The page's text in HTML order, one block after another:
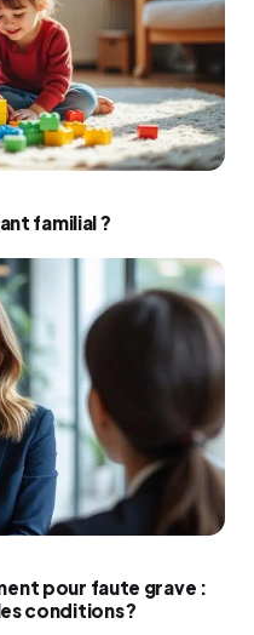
familial ?
pour faute grave :
conditions ?